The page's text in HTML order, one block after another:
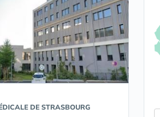
DE STRASBOURG